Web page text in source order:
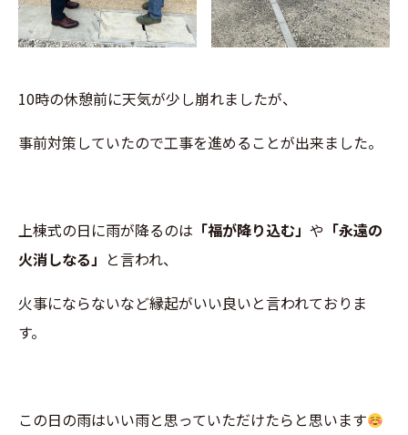
10時の休憩前に天気が少し崩れましたが、
事前対策していたので工事を進めることが出来ました。
上棟式の日に雨が降るのは 「福が降り込む」 や 「永遠の
火消しなる」 と言われ、
火事にならないなど縁起がいい良いと言われておりま
す。
この日の雨はいい雨と思っていただけたらと思います